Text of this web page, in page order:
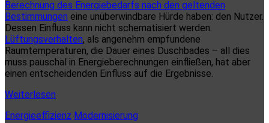
Berechnung des Energiebedarfs nach den geltenden
Bestimmungen eine unüberwindbare Hürde haben: den Nutzer.
Dessen Einfluss kann nicht schematisiert werden.
Lüftungsverhalten, als angenehm empfundene
Raumtemperaturen, die Dauer eines Duschbades – all dies
muss pauschal in Energieberechnungen einfließen, hat aber
einen entscheidenden Einfluss auf die Ergebnisse.
Weiterlesen
des
Energieeffizienz Modernisierung